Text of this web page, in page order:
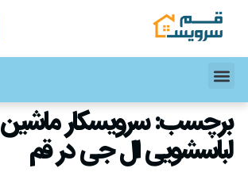
برچسب:سرویسکار ماشین
لباسشویی ال جی در قم